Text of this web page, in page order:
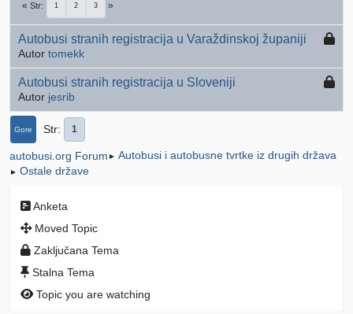
Str 1 2 3
Autobusi stranih registracija u Varaždinskoj županiji
Autor tomekk
Autobusi stranih registracija u Sloveniji
Autor jesrib
Gore Str 1
autobusi.org Forum ► Autobusi i autobusne tvrtke iz drugih država
► Ostale države
Anketa
Moved Topic
Zaključana Tema
Stalna Tema
Topic you are watching